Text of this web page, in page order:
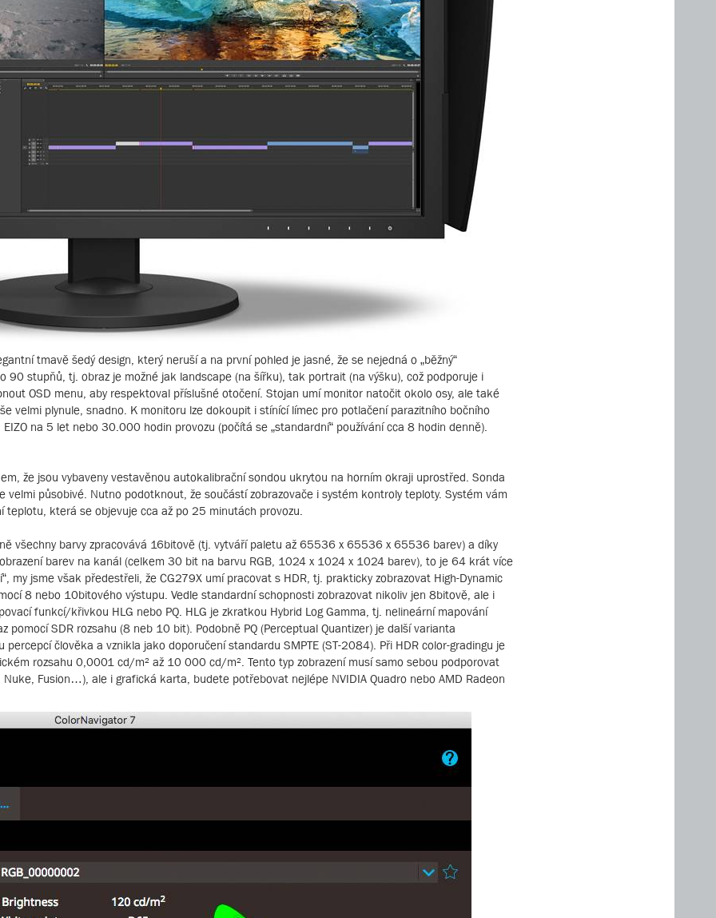
tmavě šedý design, který neruší a na první pohled je jasné, že se nejedná o „běžný“
90 stupňů, tj. obraz je možné jak landscape (na šířku), tak portrait (na výšku), což podporuje i
OSD menu, aby respektoval příslušné otočení. Stojan umí monitor natočit okolo osy, ale také
velmi plynule, snadno. K monitoru lze dokoupit i stínící límec pro potlačení parazitního bočního
na 5 let nebo 30.000 hodin provozu (počítá se „standardní“ používání cca 8 hodin denně).
že jsou vybaveny vestavěnou autokalibrační sondou ukrytou na horním okraji uprostřed. Sonda
působivé. Nutno podotknout, že součástí zobrazovače i systém kontroly teploty. Systém vám
která se objevuje cca až po 25 minutách provozu.
všechny barvy zpracovává 16bitově (tj. vytváří paletu až 65536 x 65536 x 65536 barev) a díky
barev na kanál (celkem 30 bit na barvu RGB, 1024 x 1024 x 1024 barev), to je 64 krát více
my jsme však předestřeli, že CG279X umí pracovat s HDR, tj. prakticky zobrazovat High-Dynamic
8 nebo 10bitového výstupu. Vedle standardní schopnosti zobrazovat nikoliv jen 8bitově, ale i
funkcí/křivkou HLG nebo PQ. HLG je zkratkou Hybrid Log Gamma, tj. nelineární mapování
pomocí SDR rozsahu (8 neb 10 bit). Podobně PQ (Perceptual Quantizer) je další varianta
člověka a vznikla jako doporučení standardu SMPTE (ST-2084). Při HDR color-gradingu je
rozsahu 0,0001 cd/m² až 10 000 cd/m². Tento typ zobrazení musí samo sebou podporovat
Fusion…), ale i grafická karta, budete potřebovat nejlépe NVIDIA Quadro nebo AMD Radeon